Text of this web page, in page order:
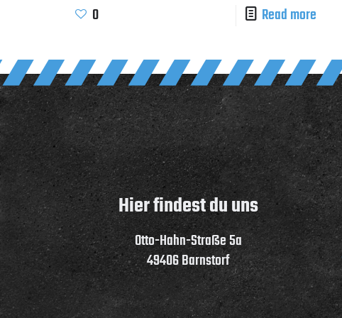
0
Read more
Hier findest du uns
Otto-Hahn-Straße 5a
49406 Barnstorf